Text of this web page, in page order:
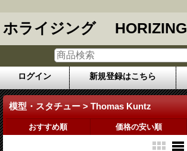
ホライジング HORIZING
ログイン 新規登録はこちら
模型・スタチュー > Thomas Kuntz
おすすめ順 価格の安い順